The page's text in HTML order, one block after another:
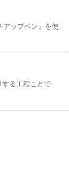
アップペン』を使
する工程ことで